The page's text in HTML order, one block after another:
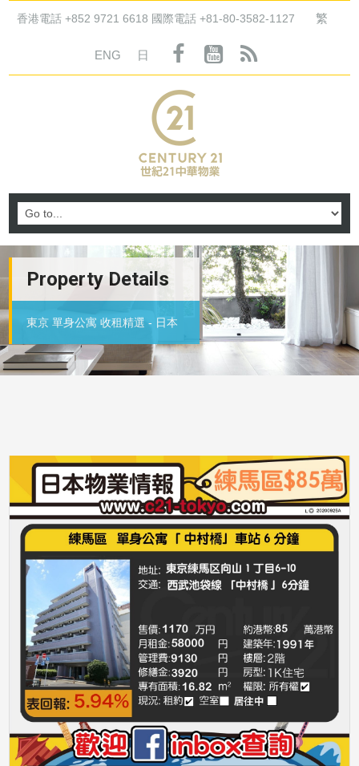
香港電話 +852 9721 6618 國際電話 +81-80-3582-1127 繁
ENG 日
Property Details
東京 單身公寓 收租精選 - 日本